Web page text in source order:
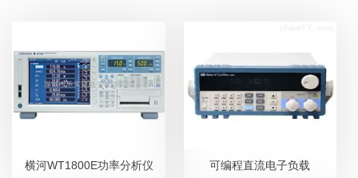
横河WT1800E功率分析仪 可编程直流电子负载